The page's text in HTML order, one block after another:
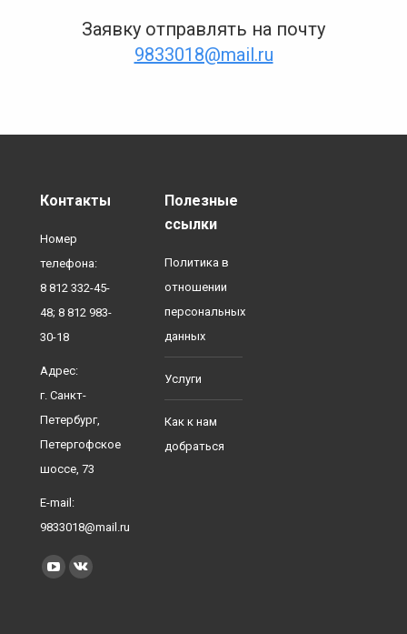
Заявку отправлять на почту
9833018@mail.ru
Контакты
Номер
телефона:
8 812 332-45-
48; 8 812 983-
30-18
Адрес:
г. Санкт-
Петербург,
Петергофское
шоссе, 73
E-mail:
9833018@mail.ru
Найдите нас:
YouTubeВконтакте
Полезные
ссылки
Политика в
отношении
персональных
данных
Услуги
Как к нам
добраться